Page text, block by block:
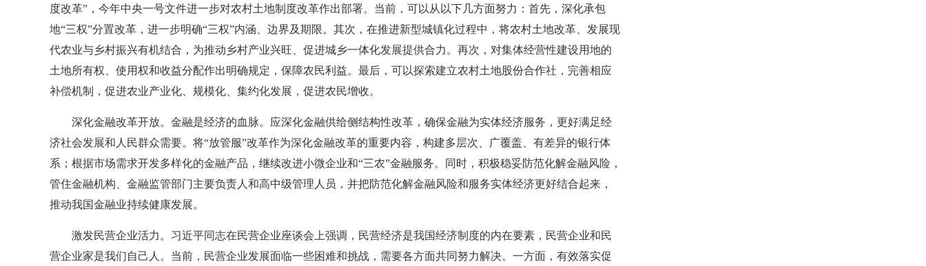
度改革”，今年中央一号文件进一步对农村土地制度改革作出部署。当前，可以从以下几方面努力：首先，深化承包
地“三权”分置改革，进一步明确“三权”内涵、边界及期限。其次，在推进新型城镇化过程中，将农村土地改革、发展现
代农业与乡村振兴有机结合，为推动乡村产业兴旺、促进城乡一体化发展提供合力。再次，对集体经营性建设用地的
土地所有权、使用权和收益分配作出明确规定，保障农民利益。最后，可以探索建立农村土地股份合作社，完善相应
补偿机制，促进农业产业化、规模化、集约化发展，促进农民增收。
深化金融改革开放。金融是经济的血脉。应深化金融供给侧结构性改革，确保金融为实体经济服务，更好满足经
济社会发展和人民群众需要。将“放管服”改革作为深化金融改革的重要内容，构建多层次、广覆盖、有差异的银行体
系；根据市场需求开发多样化的金融产品，继续改进小微企业和“三农”金融服务。同时，积极稳妥防范化解金融风险，
管住金融机构、金融监管部门主要负责人和高中级管理人员，并把防范化解金融风险和服务实体经济更好结合起来，
推动我国金融业持续健康发展。
激发民营企业活力。习近平同志在民营企业座谈会上强调，民营经济是我国经济制度的内在要素，民营企业和民
营企业家是我们自己人。当前，民营企业发展面临一些困难和挑战，需要各方面共同努力解决。一方面，有效落实促